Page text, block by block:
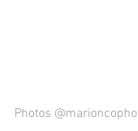
Photos